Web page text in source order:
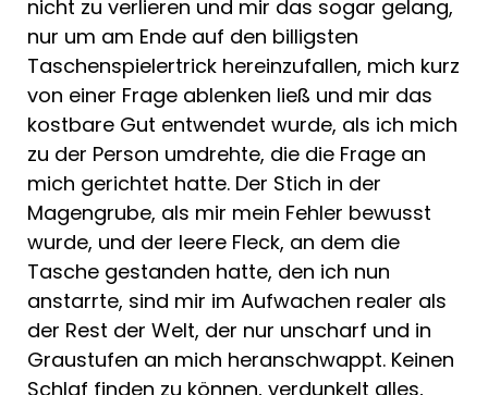
nicht zu verlieren und mir das sogar gelang,
nur um am Ende auf den billigsten
Taschenspielertrick hereinzufallen, mich kurz
von einer Frage ablenken ließ und mir das
kostbare Gut entwendet wurde, als ich mich
zu der Person umdrehte, die die Frage an
mich gerichtet hatte. Der Stich in der
Magengrube, als mir mein Fehler bewusst
wurde, und der leere Fleck, an dem die
Tasche gestanden hatte, den ich nun
anstarrte, sind mir im Aufwachen realer als
der Rest der Welt, der nur unscharf und in
Graustufen an mich heranschwappt. Keinen
Schlaf finden zu können, verdunkelt alles,